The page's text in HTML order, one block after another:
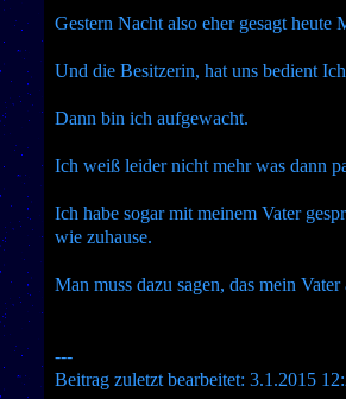
Gestern Nacht also eher gesagt
Und die Besitzerin, hat uns bedient
Dann bin ich aufgewacht.
Ich weiß leider nicht mehr was dann
Ich habe sogar mit meinem Vater
wie zuhause.
Man muss dazu sagen, das mein
---
Beitrag zuletzt bearbeitet: 3.1.2015